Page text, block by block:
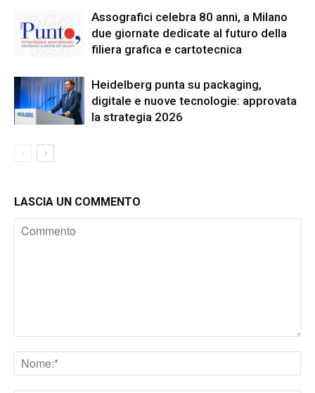
Assografici celebra 80 anni, a Milano
due giornate dedicate al futuro della
filiera grafica e cartotecnica
Heidelberg punta su packaging,
digitale e nuove tecnologie: approvata
la strategia 2026
LASCIA UN COMMENTO